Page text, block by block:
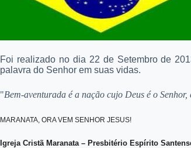
Foi realizado no dia 22 de Setembro de
palavra do Senhor em suas vidas.
"Bem-aventurada é a nação cujo Deus é o
MARANATA, ORA VEM SENHOR JESUS!
Igreja Cristã Maranata – Presbitério Espírito